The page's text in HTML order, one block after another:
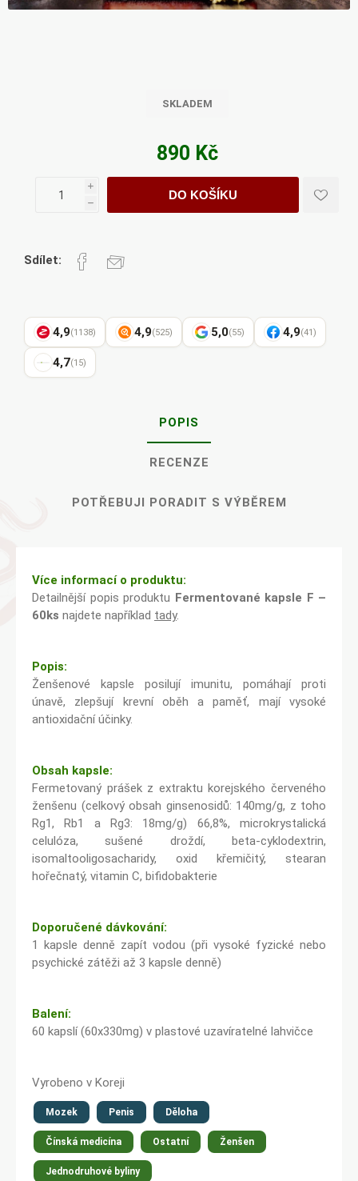
SKLADEM
890 Kč
i
h
DO KOŠÍKU
Sdílet:
4,9(1138) 4,9(525) 5,0(55) 4,9(41)
4,7(15)
POPIS
RECENZE
POTŘEBUJI PORADIT S VÝBĚREM
Více informací o produktu:
Detailnější popis produktu Fermentované kapsle F –
60ks najdete například tady.
Popis:
Ženšenové kapsle posilují imunitu, pomáhají proti
únavě, zlepšují krevní oběh a paměť, mají vysoké
antioxidační účinky.
Obsah kapsle:
Fermetovaný prášek z extraktu korejského červeného
ženšenu (celkový obsah ginsenosidů: 140mg/g, z toho
Rg1, Rb1 a Rg3: 18mg/g) 66,8%, microkrystalická
celulóza, sušené droždí, beta-cyklodextrin,
isomaltooligosacharidy, oxid křemičitý, stearan
hořečnatý, vitamin C, bifidobakterie
Doporučené dávkování:
1 kapsle denně zapít vodou (při vysoké fyzické nebo
psychické zátěži až 3 kapsle denně)
Balení:
60 kapslí (60x330mg) v plastové uzavíratelné lahvičce
Vyrobeno v Koreji
Mozek Penis Děloha
Čínská medicína Ostatní Ženšen
Jednodruhové byliny